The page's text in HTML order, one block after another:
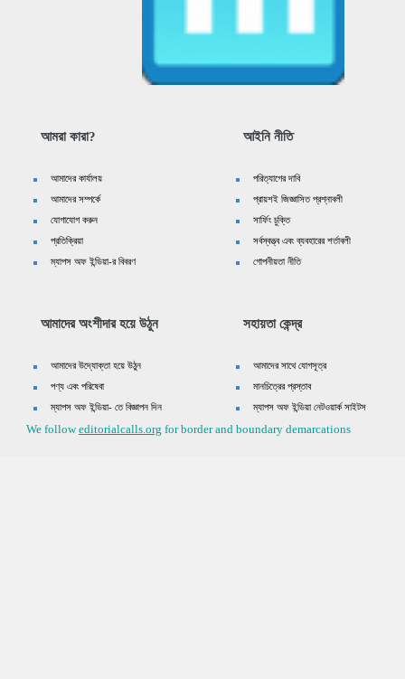
আমরা কারা?
আমাদের কার্যালয়
আমাদের সম্পর্কে
যোগাযোগ করুন
প্রতিক্রিয়া
ম্যাপস অফ ইন্ডিয়া-র বিবরণ
আইনি নীতি
পরিত্যাগের দাবি
প্রায়শই জিজ্ঞাসিত প্রশ্নাবলী
সার্ফিং চুক্তি
সর্বস্বত্ত্ব এবং ব্যবহারের শর্তাবলী
গোপনীয়তা নীতি
আমাদের অংশীদার হয়ে উঠুন
আমাদের উদ্যোক্তা হয়ে উঠুন
পণ্য এবং পরিষেবা
ম্যাপস অফ ইন্ডিয়া- তে বিজ্ঞাপন দিন
সহায়তা কেন্দ্র
আমাদের সাথে যোগসূত্র
মানচিত্রের প্রস্তাব
ম্যাপস অফ ইন্ডিয়া নেটওয়ার্ক সাইটস
We followeditorialcalls.org for border and boundary demarcations